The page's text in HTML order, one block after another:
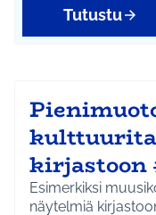
Tutustu
kirjastoon
Esimerkiksi
näytelmiä